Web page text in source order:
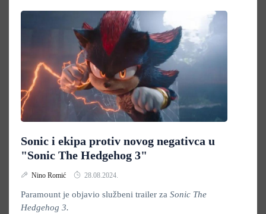
Sonic i ekipa protiv novog negativca u
"Sonic The Hedgehog 3"
Nino Romić 28.08.2024.
Paramount je objavio službeni trailer za Sonic The
Hedgehog 3.